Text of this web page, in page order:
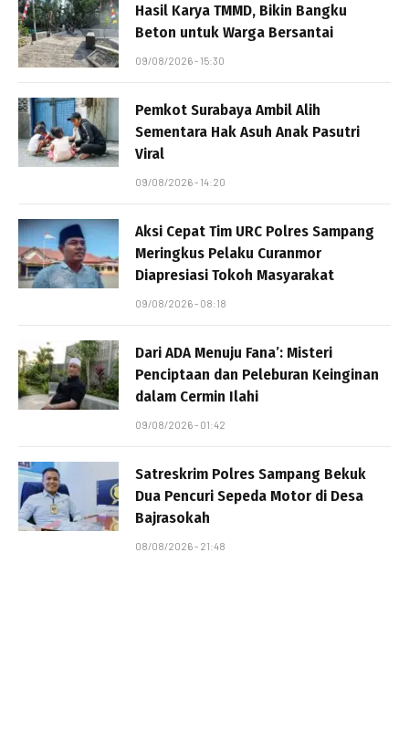
Hasil Karya TMMD, Bikin Bangku
Beton untuk Warga Bersantai
09/08/2026 - 15:30
Pemkot Surabaya Ambil Alih
Sementara Hak Asuh Anak Pasutri
Viral
09/08/2026 - 14:20
Aksi Cepat Tim URC Polres Sampang
Meringkus Pelaku Curanmor
Diapresiasi Tokoh Masyarakat
09/08/2026 - 08:18
Dari ADA Menuju Fana’: Misteri
Penciptaan dan Peleburan Keinginan
dalam Cermin Ilahi
09/08/2026 - 01:42
Satreskrim Polres Sampang Bekuk
Dua Pencuri Sepeda Motor di Desa
Bajrasokah
08/08/2026 - 21:48